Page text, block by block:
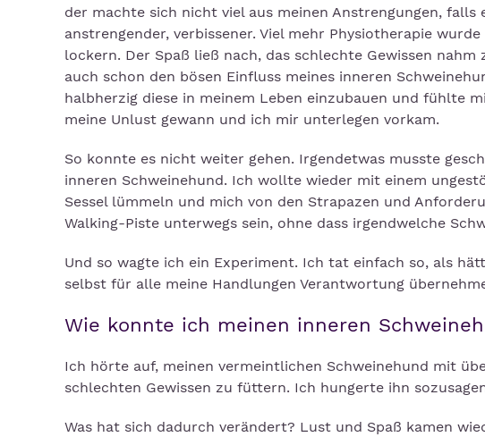
der machte sich nicht viel aus meinen Anstrengungen,
anstrengender, verbissener. Viel mehr Physiotherapie
lockern. Der Spaß ließ nach, das schlechte Gewissen
auch schon den bösen Einfluss meines inneren
halbherzig diese in meinem Leben einzubauen und fühlte
meine Unlust gewann und ich mir unterlegen vorkam.
So konnte es nicht weiter gehen. Irgendetwas musste
inneren Schweinehund. Ich wollte wieder mit einem
Sessel lümmeln und mich von den Strapazen und
Walking-Piste unterwegs sein, ohne dass irgendwelche
Und so wagte ich ein Experiment. Ich tat einfach so, als
selbst für alle meine Handlungen Verantwortung
Wie konnte ich meinen inneren
Ich hörte auf, meinen vermeintlichen Schweinehund mit
schlechten Gewissen zu füttern. Ich hungerte ihn
Was hat sich dadurch verändert? Lust und Spaß kamen